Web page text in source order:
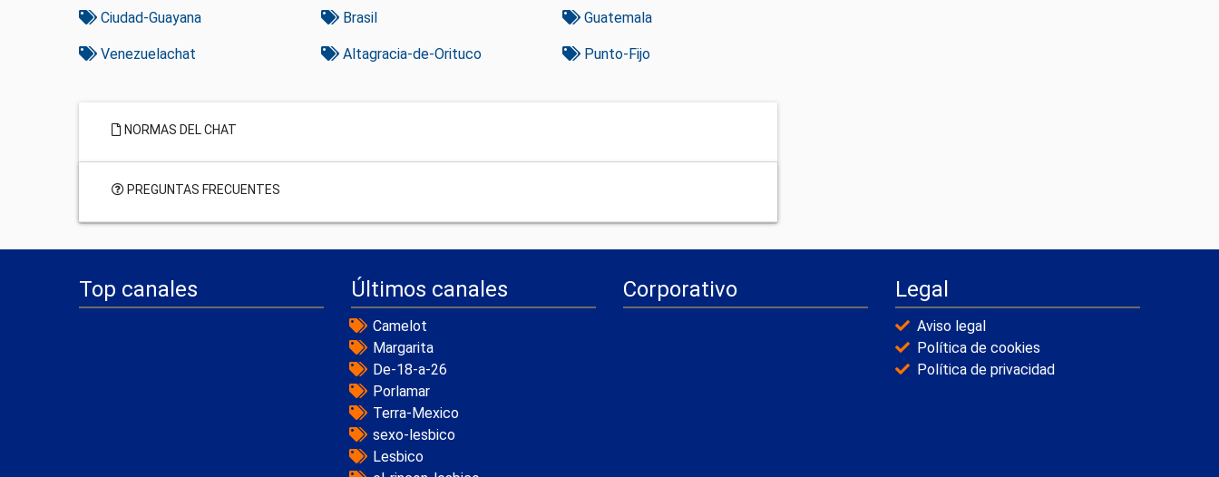
Ciudad-Guayana Brasil Guatemala
Venezuelachat Altagracia-de-Orituco Punto-Fijo
NORMAS DEL CHAT
PREGUNTAS FRECUENTES
Top canales Últimos canales
Camelot
Margarita
De-18-a-26
Porlamar
Terra-Mexico
sexo-lesbico
Lesbico
Corporativo Legal
Aviso legal
Política de cookies
Política de privacidad